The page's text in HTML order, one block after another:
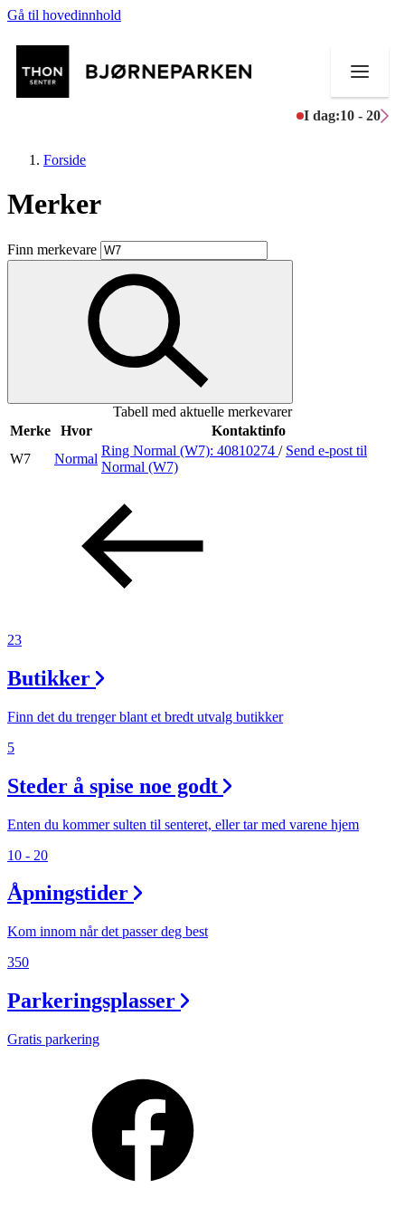
Gå til hovedinnhold
I dag:10 - 20
Butikker
Mat og drikke
Aktiviteter
Søk
Åpningstider
Praktisk informasjon
Gavekort
Finn frem
Forside
Merker
Finn merkevare
Tabell med aktuelle merkevarer
Merke
Hvor
Kontaktinfo
W7
Normal
Ring Normal (W7): 40810274 / Send e-post til
Normal (W7)
23
Butikker
Finn det du trenger blant et bredt utvalg butikker
5
Steder å spise noe godt
Enten du kommer sulten til senteret, eller tar med varene hjem
10 - 20
Åpningstider
Kom innom når det passer deg best
350
Parkeringsplasser
Gratis parkering